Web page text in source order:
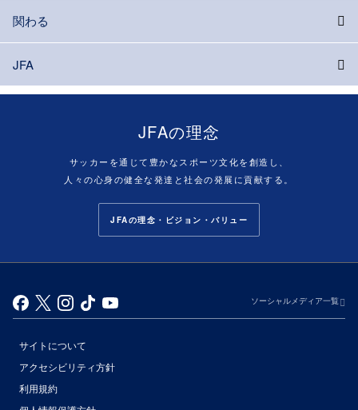
関わる
JFA
JFAの理念
サッカーを通じて豊かなスポーツ文化を創造し、
人々の心身の健全な発達と社会の発展に貢献する。
JFAの理念・ビジョン・バリュー
ソーシャルメディア一覧
サイトについて
アクセシビリティ方針
利用規約